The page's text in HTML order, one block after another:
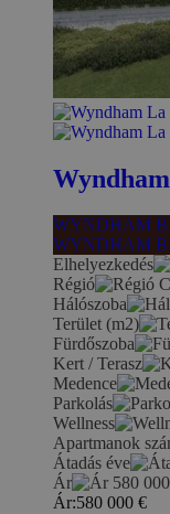
WYNDHAM
WYNDHAM
Elhelyezkedés
Régió
Hálószoba
Terület (m2)
Fürdőszoba
Kert / Terasz
Medence
Parkolás
Wellness
Apartmanok
Átadás éve
Ár
580 000
Ár:580 000 €